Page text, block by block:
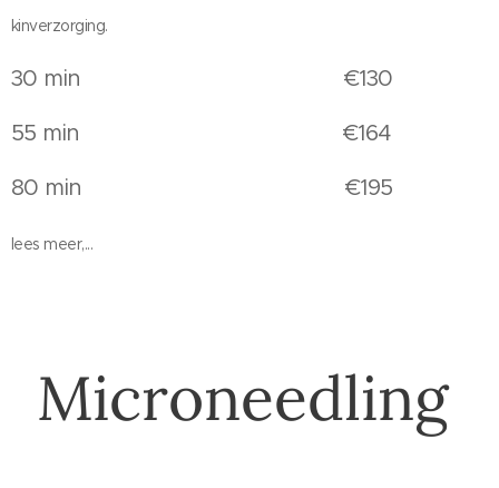
kinverzorging.
30 min €130
55 min €164
80 min €195
lees meer,...
Microneedling